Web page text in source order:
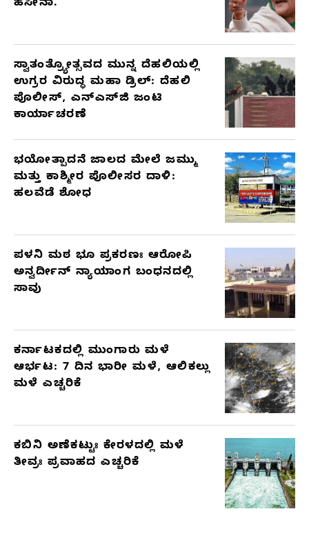
ಹಸೀನಾ.
ಸ್ವಾತಂತ್ರ್ಯೋತ್ಸವದ ಮುನ್ನ ದೆಹಲಿಯಲ್ಲಿ
ಉಗ್ರರ ವಿರುದ್ಧ ಮಹಾ ಡ್ರಿಲ್: ದೆಹಲಿ
ಪೊಲೀಸ್, ಎನ್‌ಎಸ್‌ಜಿ ಜಂಟಿ
ಕಾರ್ಯಾಚರಣೆ
ಭಯೋತ್ಪಾದನೆ ಜಾಲದ ಮೇಲೆ ಜಮ್ಮು
ಮತ್ತು ಕಾಶ್ಮೀರ ಪೊಲೀಸರ ದಾಳಿ:
ಹಲವೆಡೆ ಶೋಧ
ಪಳನಿ ಮಠ ಭೂ ಪ್ರಕರಣಃ ಆರೋಪಿ
ಅನ್ವರ್ದೀನ್ ನ್ಯಾಯಾಂಗ ಬಂಧನದಲ್ಲಿ
ಸಾವು
ಕರ್ನಾಟಕದಲ್ಲಿ ಮುಂಗಾರು ಮಳೆ
ಆರ್ಭಟ: 7 ದಿನ ಭಾರೀ ಮಳೆ, ಆಲಿಕಲ್ಲು
ಮಳೆ ಎಚ್ಚರಿಕೆ
ಕಬಿನಿ ಅಣೆಕಟ್ಟುಃ ಕೇರಳದಲ್ಲಿ ಮಳೆ
ತೀವ್ರಃ ಪ್ರವಾಹದ ಎಚ್ಚರಿಕೆ